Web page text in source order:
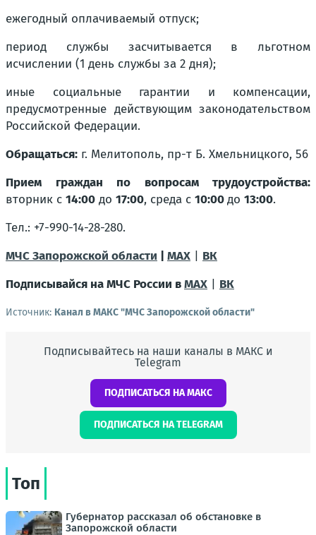
ежегодный оплачиваемый отпуск;
период службы засчитывается в льготном
исчислении (1 день службы за 2 дня);
иные социальные гарантии и компенсации,
предусмотренные действующим законодательством
Российской Федерации.
Обращаться: г. Мелитополь, пр-т Б. Хмельницкого, 56
Прием граждан по вопросам трудоустройства:
вторник с 14:00 до 17:00, среда с 10:00до 13:00.
Тел.: +7-990-14-28-280.
МЧС Запорожской области
MAX
ВК
Подписывайся на МЧС России вMAX ВК
Источник: Канал в МАКС "МЧС Запорожской области"
Подписывайтесь на наши каналы в МАКС и
Telegram
ПОДПИСАТЬСЯ НА МАКС
ПОДПИСАТЬСЯ НА TELEGRAM
Топ
Губернатор рассказал об обстановке в
Запорожской области